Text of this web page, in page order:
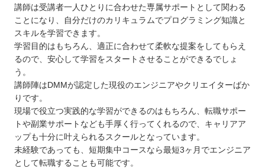
講師は受講者一人ひとりに合わせた専属サポートとして関わる
ことになり、自分だけのカリキュラムでプログラミング知識と
スキルを学習できます。
学習目的はもちろん、適正に合わせて柔軟な提案をしてもらえ
るので、安心して学習をスタートさせることができるでしょ
う。
講師陣はDMMが認定した現役のエンジニアやクリエイターばか
りです。
現場で役立つ実践的な学習ができるのはもちろん、転職サポー
トや副業サポートなども手厚く行ってくれるので、キャリアア
ップも十分に叶えられるスクールとなっています。
未経験であっても、短期集中コースなら最短3ヶ月でエンジニア
として転職することも可能です。